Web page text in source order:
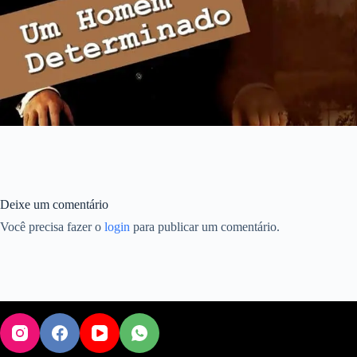
Deixe um comentário
Você precisa fazer o login para publicar um comentário.